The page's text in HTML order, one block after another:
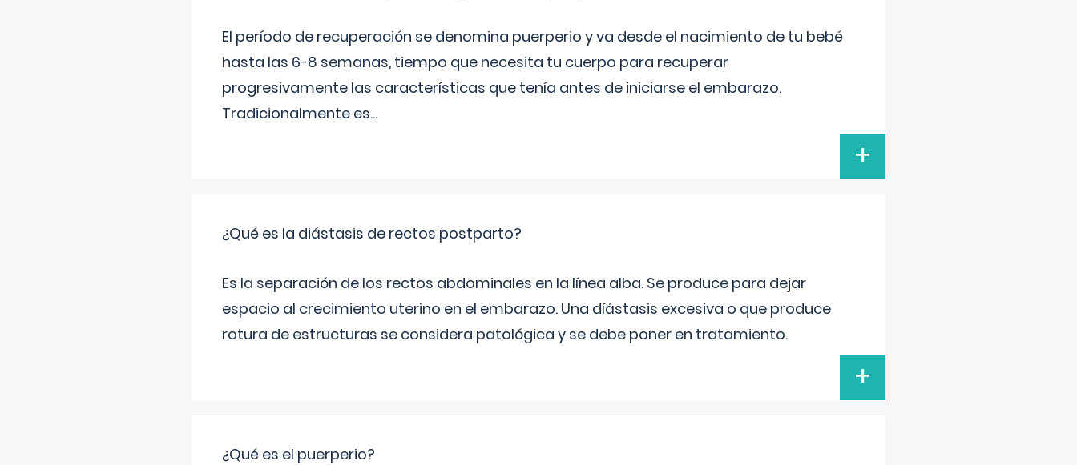
El período de recuperación se denomina puerperio y va desde el nacimiento de tu bebé
hasta las 6-8 semanas, tiempo que necesita tu cuerpo para recuperar
progresivamente las características que tenía antes de iniciarse el embarazo.
Tradicionalmente es...
+
¿Qué es la diástasis de rectos postparto?
Es la separación de los rectos abdominales en la línea alba. Se produce para dejar
espacio al crecimiento uterino en el embarazo. Una díástasis excesiva o que produce
rotura de estructuras se considera patológica y se debe poner en tratamiento.
+
¿Qué es el puerperio?